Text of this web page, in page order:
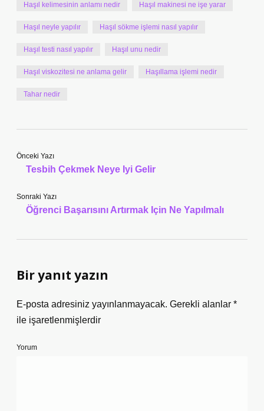
Haşıl kelimesinin anlamı nedir Haşıl makinesi ne işe yarar
Haşıl neyle yapılır Haşıl sökme işlemi nasıl yapılır
Haşıl testi nasıl yapılır Haşıl unu nedir
Haşıl viskozitesi ne anlama gelir Haşıllama işlemi nedir
Tahar nedir
Önceki Yazı
Tesbih Çekmek Neye Iyi Gelir
Sonraki Yazı
Öğrenci Başarısını Artırmak Için Ne Yapılmalı
Bir yanıt yazın
E-posta adresiniz yayınlanmayacak. Gerekli alanlar *
ile işaretlenmişlerdir
Yorum